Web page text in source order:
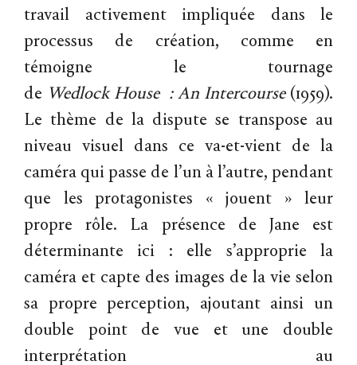
travail activement impliquée dans le
processus de création, comme en
témoigne le tournage
de Wedlock House : An Intercourse(1959).
Le thème de la dispute se transpose au
niveau visuel dans ce va-et-vient de la
caméra qui passe de l’un à l’autre, pendant
que les protagonistes « jouent » leur
propre rôle. La présence de Jane est
déterminante ici : elle s’approprie la
caméra et capte des images de la vie selon
sa propre perception, ajoutant ainsi un
double point de vue et une double
interprétation au